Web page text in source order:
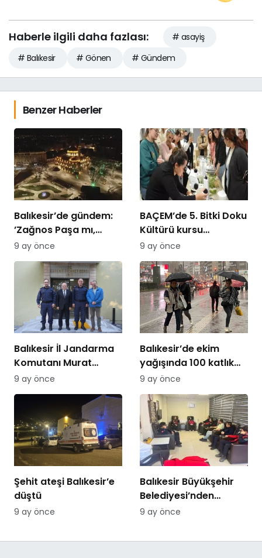
Haberle ilgili daha fazlası:
# asayiş
# Balıkesir
# Gönen # Gündem
Benzer Haberler
Balıkesir’de gündem:
’Zağnos Paşa mı,
İsmet Paşa mı
9 ay önce
BAÇEM’de 5. Bitki Doku
Kültürü kursu
tamamlandı
9 ay önce
Balıkesir İl Jandarma
Komutanı Murat
Özer’den Edremit
Ticaret Odasına
9 ay önce
Balıkesir’de ekim
yağışında 100 katlık
artış
9 ay önce
Şehit ateşi Balıkesir’e
düştü
9 ay önce
Balıkesir Büyükşehir
Belediyesi’nden
itfaiyecilere psikolojik
9 ay önce